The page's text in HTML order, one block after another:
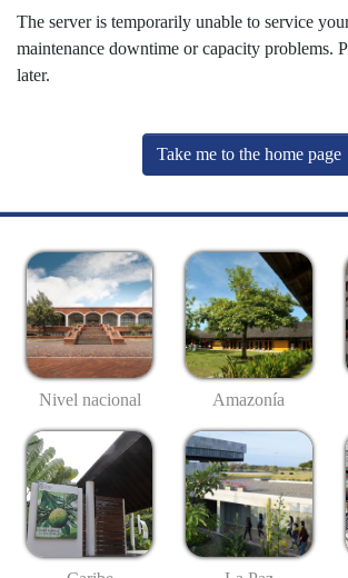
The server is temporarily unable to service
maintenance downtime or capacity problems.
later.
Take me to the home page
Nivel nacional Amazonía